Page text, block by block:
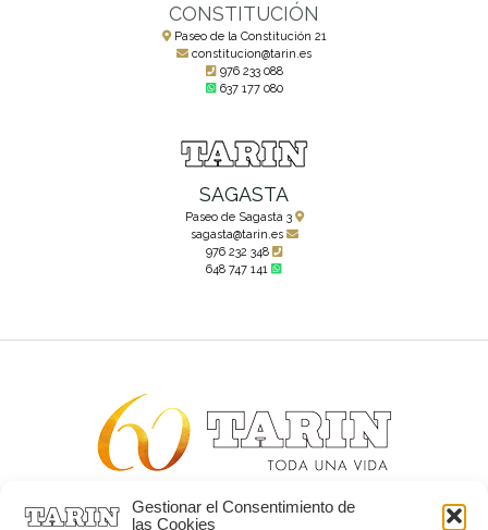
Gestionar el Consentimiento de
las Cookies
CONSTITUCIÓN
Paseo de la Constitución 21
constitucion@tarin.es
976 233 088
637 177 080
SAGASTA
Paseo de Sagasta 3
sagasta@tarin.es
976 232 348
648 747 141
Alta joyería desde 1963